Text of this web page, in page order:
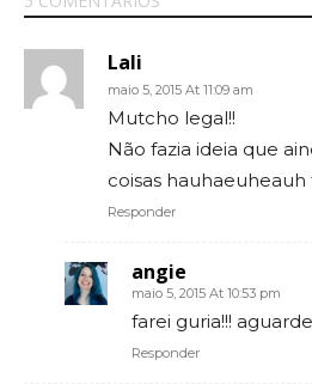
Lali
maio 5, 2015 At 11:09 am
Mutcho legal!!
Não fazia ideia que
coisas hauhaeuheauh
Responder
angie
maio 5, 2015 At 10:53 pm
farei guria!!!
Responder